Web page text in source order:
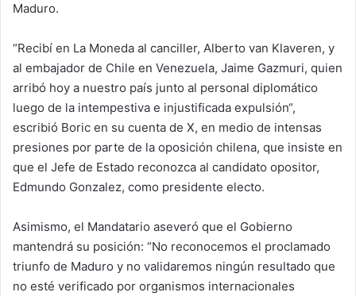
Maduro.
“Recibí en La Moneda al canciller, Alberto van Klaveren, y
al embajador de Chile en Venezuela, Jaime Gazmuri, quien
arribó hoy a nuestro país junto al personal diplomático
luego de la intempestiva e injustificada expulsión“,
escribió Boric en su cuenta de X, en medio de intensas
presiones por parte de la oposición chilena, que insiste en
que el Jefe de Estado reconozca al candidato opositor,
Edmundo Gonzalez, como presidente electo.
Asimismo, el Mandatario aseveró que el Gobierno
mantendrá su posición: “No reconocemos el proclamado
triunfo de Maduro y no validaremos ningún resultado que
no esté verificado por organismos internacionales